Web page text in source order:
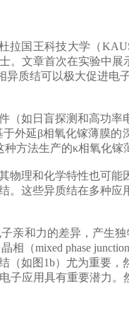
拉国王科技大学（
。文章首次在实验中展
质结可以极大促进电
如日盲探测和高功
外延β相氧化镓薄膜
方法生产的κ相氧化镓
理和化学特性也可
。这些异质结在多种
亲和力的差异，产生
（mixed phase
如图1b）尤为重要
子应用具有重要潜力。